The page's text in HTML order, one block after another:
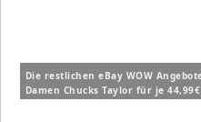
Die restlichen eBay WOW
Damen Chucks Taylor für je 44,99€